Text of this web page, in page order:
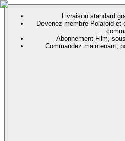
Livraison standard
Devenez membre Polaroid
Abonnement Film,
Commandez maintenant,